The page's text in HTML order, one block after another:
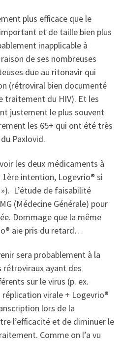
plus efficace que le
et de taille bien plus
inapplicable à
de ses nombreuses
due au ritonavir qui
(rétroviral bien documenté
traitement du HIV). Et les
justement le plus souvent
les 65+ qui ont été très
Paxlovid.
les deux médicaments à
intention, Logevrio® si
L’étude de faisabilité
(Médecine Générale) pour
Dommage que la même
aie pris du retard…
sera probablement à la
rétroviraux ayant des
sur le virus (p. ex.
virale + Logevrio®
lors de la
l’efficacité et de diminuer le
Comme on l’a vu